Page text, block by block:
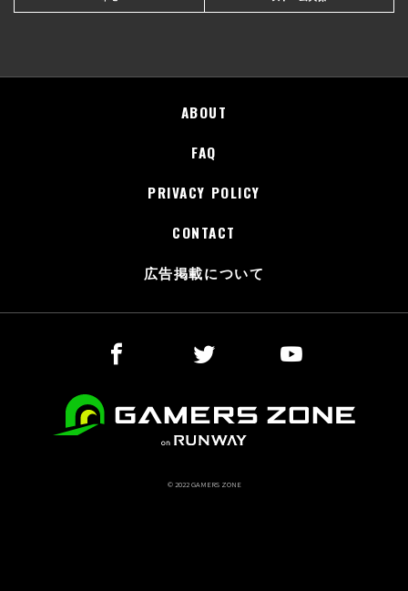
ABOUT
FAQ
PRIVACY POLICY
CONTACT
広告掲載について
© 2022 GAMERS ZONE